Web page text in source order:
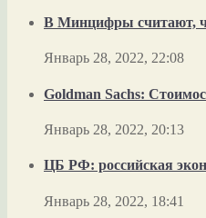
В Минцифры считают,
Январь 28, 2022, 22:08
Goldman Sachs:
Январь 28, 2022, 20:13
ЦБ РФ: российская
Январь 28, 2022, 18:41